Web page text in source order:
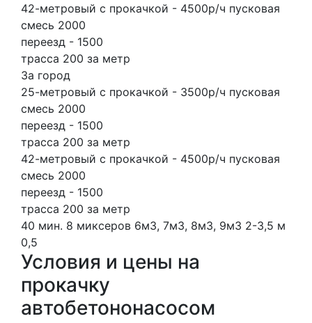
42-метровый с прокачкой - 4500р/ч пусковая
смесь 2000
переезд - 1500
трасса 200 за метр
За город
25-метровый с прокачкой - 3500р/ч пусковая
смесь 2000
переезд - 1500
трасса 200 за метр
42-метровый с прокачкой - 4500р/ч пусковая
смесь 2000
переезд - 1500
трасса 200 за метр
40 мин. 8 миксеров 6м3, 7м3, 8м3, 9м3 2-3,5 м
0,5
Условия и цены на
прокачку
автобетононасосом